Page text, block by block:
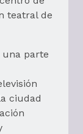
teatral de
una parte
ciudad